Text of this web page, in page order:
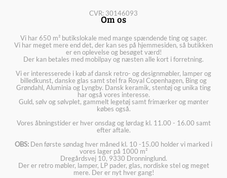
CVR: 30146093
Om os
Vi har 650 m² butikslokale med mange spændende ting og sager.
Vi har meget mere end det, der kan ses på hjemmesiden, så butikken
er en oplevelse og besøget værd!
Der kan betales med mobilpay og næsten alle kort i forretning.
Vi er interesserede i køb af dansk retro- og designmøbler, lamper og
billedkunst, danske glas samt stel fra Royal Copenhagen, Bing og
Grøndahl, Aluminia og Lyngby. Dansk keramik, stentøj og unika ting
har også vores interesse.
Guld, sølv og sølvplet, gammelt legetøj samt frimærker og mønter
købes også.
Vores åbningstider er hver onsdag og lørdag kl. 11.00 - 16.00 samt
efter aftale.
OBS: Den første søndag hver måned kl. 10 -15.00 holder vi marked i
vores lager på 1000 m²
Dregårdsvej 10, 9330 Dronninglund.
Der er retro møbler, lamper, LP pader, glas, nordiske stel og meget
mere. Der er nyt hver gang!